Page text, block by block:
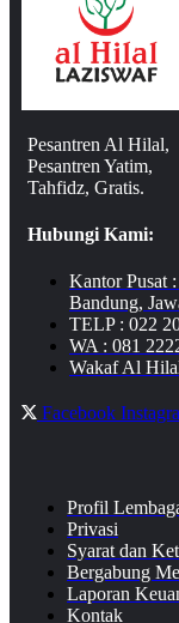
Pesantren Al Hilal,
Pesantren Yatim,
Tahfidz, Gratis.
Hubungi Kami:
Kantor Pusat
Bandung,
TELP : 022
WA : 081
Wakaf Al
Facebook
Profil
Privasi
Syarat dan
Bergabung
Laporan
Kontak